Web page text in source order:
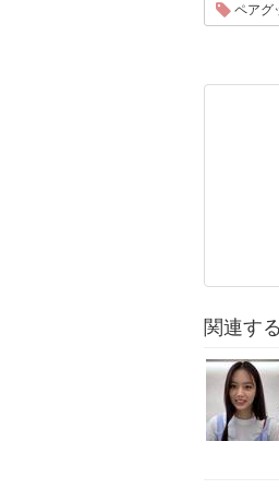
ペアグ
関連す